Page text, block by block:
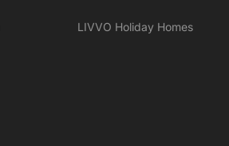
LIVVO Holiday Homes